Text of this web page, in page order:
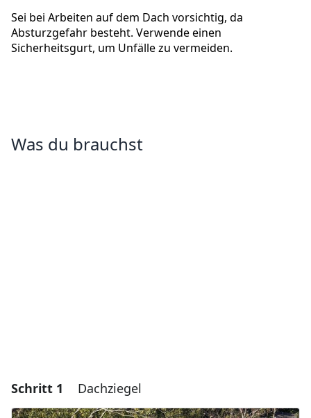
Sei bei Arbeiten auf dem Dach vorsichtig, da
Absturzgefahr besteht. Verwende einen
Sicherheitsgurt, um Unfälle zu vermeiden.
Was du brauchst
Schritt 1 Dachziegel